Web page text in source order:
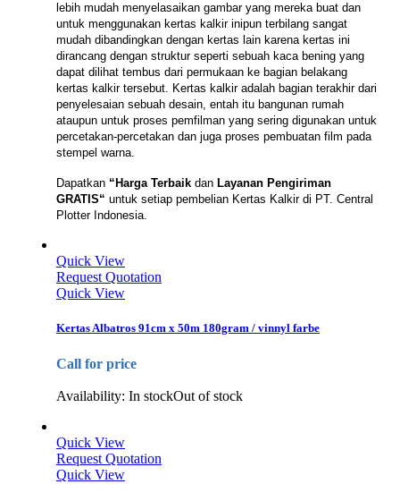
lebih mudah menyelasaikan gambar yang mereka buat dan
untuk menggunakan kertas kalkir inipun terbilang sangat
mudah dibandingkan dengan kertas lain karena kertas ini
dirancang dengan struktur seperti sebuah kaca bening yang
dapat dilihat tembus dari permukaan ke bagian belakang
kertas kalkir tersebut. Kertas kalkir adalah bagian terakhir dari
penyelesaian sebuah desain, entah itu bangunan rumah
ataupun untuk proses pemfilman yang sering digunakan untuk
percetakan-percetakan dan juga proses pembuatan film pada
stempel warna.
Dapatkan “Harga Terbaik dan Layanan Pengiriman
GRATIS“ untuk setiap pembelian Kertas Kalkir di PT. Central
Plotter Indonesia.
Quick View
Request Quotation
Quick View
Kertas Albatros 91cm x 50m 180gram / vinnyl farbe
Call for price
Availability: In stockOut of stock
Quick View
Request Quotation
Quick View